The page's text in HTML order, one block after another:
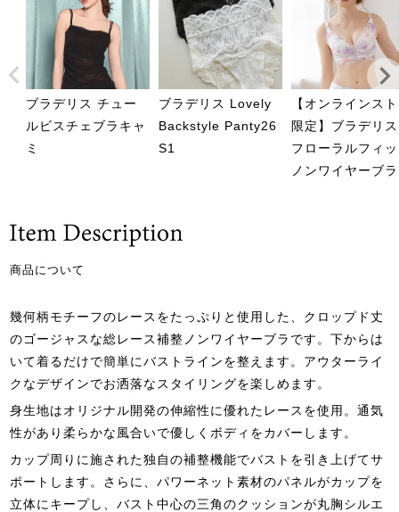
ブラデリス チュー
ルビスチェブラキャ
ミ
ブラデリス Lovely
Backstyle Panty26
S1
【オンラインス
限定】ブラデリス
フローラルフィ
ノンワイヤーブラ
商品について
幾何柄モチーフのレースをたっぷりと使用した、クロップド丈
のゴージャスな総レース補整ノンワイヤーブラです。下からは
いて着るだけで簡単にバストラインを整えます。アウターライ
クなデザインでお洒落なスタイリングを楽しめます。
身生地はオリジナル開発の伸縮性に優れたレースを使用。通気
性があり柔らかな風合いで優しくボディをカバーします。
カップ周りに施された独自の補整機能でバストを引き上げてサ
ポートします。さらに、パワーネット素材のパネルがカップを
立体にキープし、バスト中心の三角のクッションが丸胸シルエ